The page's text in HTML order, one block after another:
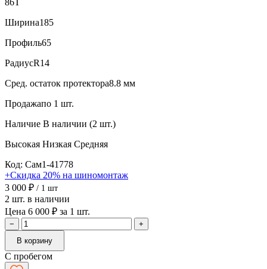
Ширина185
Профиль65
РадиусR14
Сред. остаток протектора8.8 мм
Продажапо 1 шт.
Наличие В наличии (2 шт.)
Высокая Низкая Средняя
Код: Сам1-41778
+Скидка 20% на шиномонтаж
3 000 ₽ / 1 шт
2 шт. в наличии
Цена 6 000 ₽ за 1 шт.
−
+
В корзину
С пробегом